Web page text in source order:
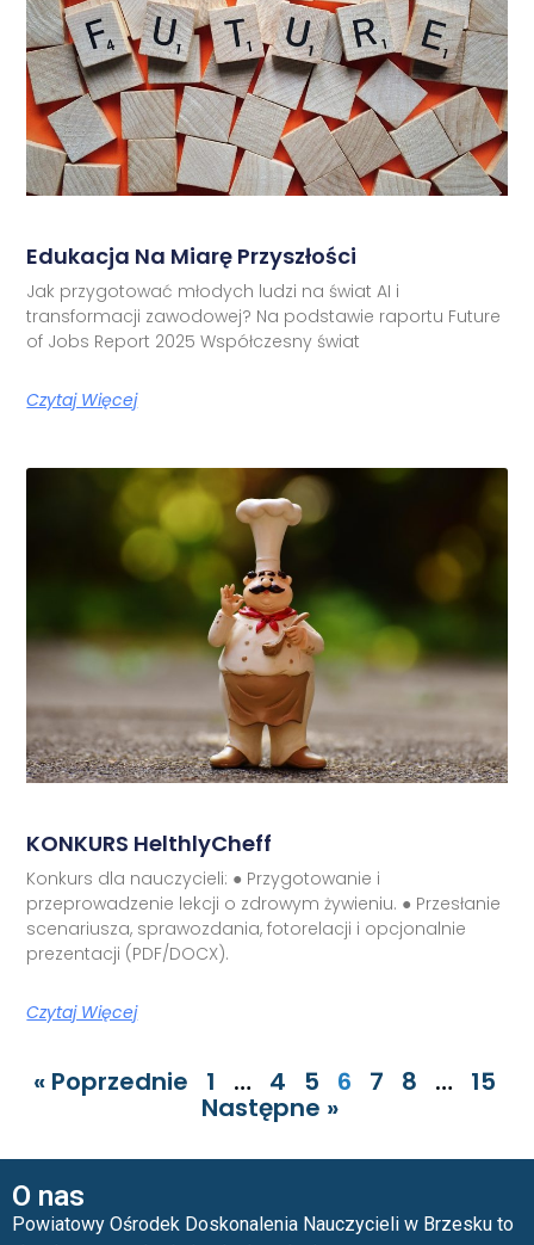
Edukacja Na Miarę Przyszłości
Jak przygotować młodych ludzi na świat AI i
transformacji zawodowej? Na podstawie raportu Future
of Jobs Report 2025 Współczesny świat
Czytaj Więcej
KONKURS HelthlyCheff
Konkurs dla nauczycieli: ● Przygotowanie i
przeprowadzenie lekcji o zdrowym żywieniu. ● Przesłanie
scenariusza, sprawozdania, fotorelacji i opcjonalnie
prezentacji (PDF/DOCX).
Czytaj Więcej
« Poprzednie 1 … 4 5 6 7 8 … 15
Następne »
O nas
Powiatowy Ośrodek Doskonalenia Nauczycieli w Brzesku to